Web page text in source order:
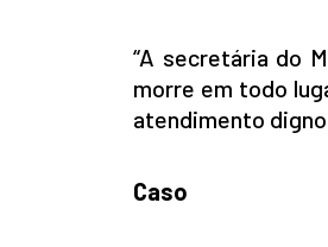
“A secretária do
morre em todo
atendimento
Caso